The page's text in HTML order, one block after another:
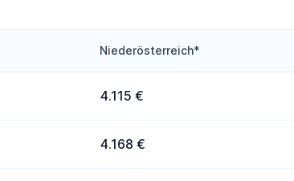
Niederösterreich*
4.115 €
4.168 €